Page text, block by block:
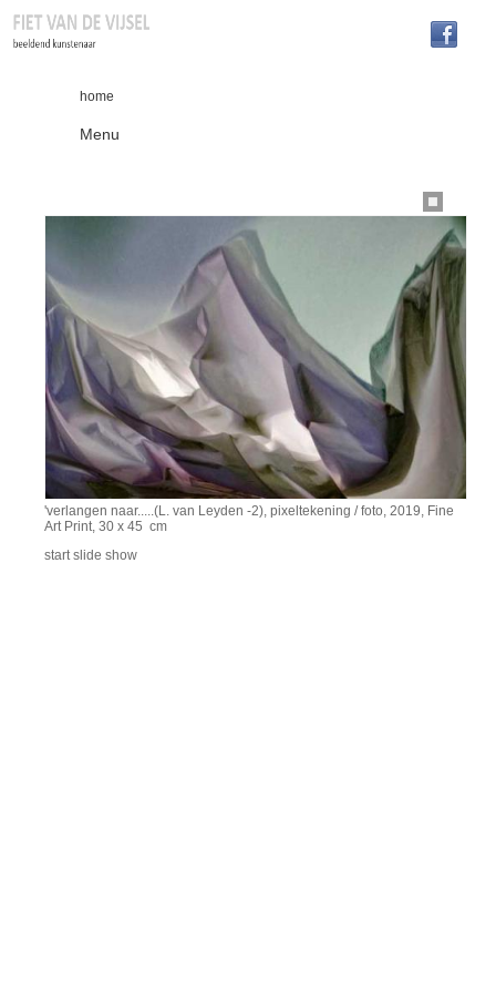
home
Menu
'verlangen naar.....(L. van Leyden -2), pixeltekening / foto, 2019, Fine
Art Print, 30 x 45 cm
start slide show